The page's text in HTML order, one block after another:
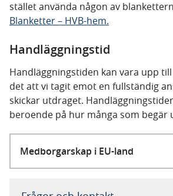
stället använda någon av
Blanketter – HVB-hem.
Handläggningstid
Handläggningstiden kan vara upp
det att vi tagit emot en fullständig
skickar utdraget.
beroende på hur många som begär
Medborgarskap i EU-land